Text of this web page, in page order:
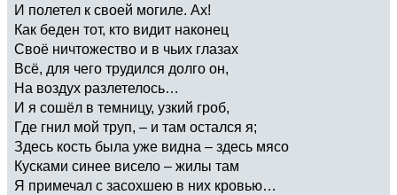
И полетел к своей могиле. Ах!
Как беден тот, кто видит наконец
Своё ничтожество и в чьих глазах
Всё, для чего трудился долго он,
На воздух разлетелось…
И я сошёл в темницу, узкий гроб,
Где гнил мой труп, – и там остался я;
Здесь кость была уже видна – здесь мясо
Кусками синее висело – жилы там
Я примечал с засохшею в них кровью…